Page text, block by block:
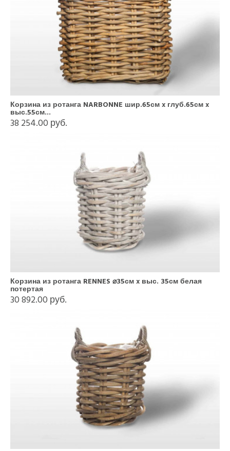
Корзина из ротанга NARBONNE шир.65см x глуб.65см x
выс.55см...
38 254.00 руб.
Корзина из ротанга RENNES ⌀35см x выс. 35см белая
потертая
30 892.00 руб.